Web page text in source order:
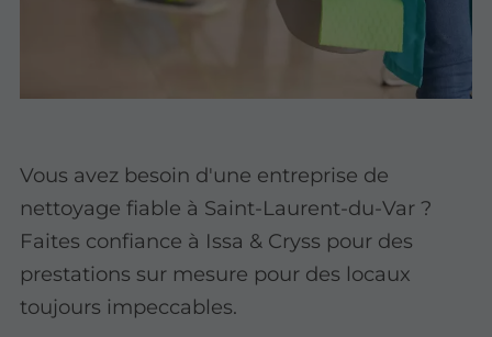
Vous avez besoin d'une entreprise de
nettoyage fiable à Saint-Laurent-du-Var ?
Faites confiance à Issa & Cryss pour des
prestations sur mesure pour des locaux
toujours impeccables.